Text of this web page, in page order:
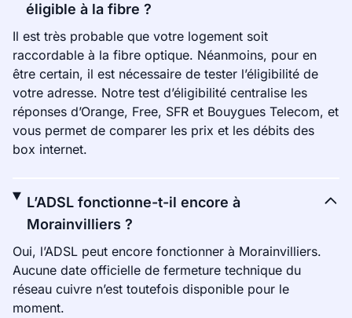
éligible à la fibre ?
Il est très probable que votre logement soit
raccordable à la fibre optique. Néanmoins, pour en
être certain, il est nécessaire de tester l’éligibilité de
votre adresse. Notre test d’éligibilité centralise les
réponses d’Orange, Free, SFR et Bouygues Telecom, et
vous permet de comparer les prix et les débits des
box internet.
L’ADSL fonctionne-t-il encore à
Morainvilliers ?
Oui, l’ADSL peut encore fonctionner à Morainvilliers.
Aucune date officielle de fermeture technique du
réseau cuivre n’est toutefois disponible pour le
moment.